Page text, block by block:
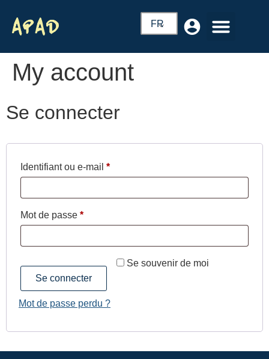
FR
My account
Se connecter
Identifiant ou e-mail *
Mot de passe *
Se souvenir de moi
Se connecter
Mot de passe perdu ?